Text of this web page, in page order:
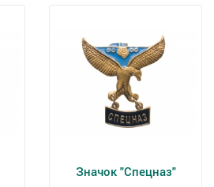
Значок "Спецназ"